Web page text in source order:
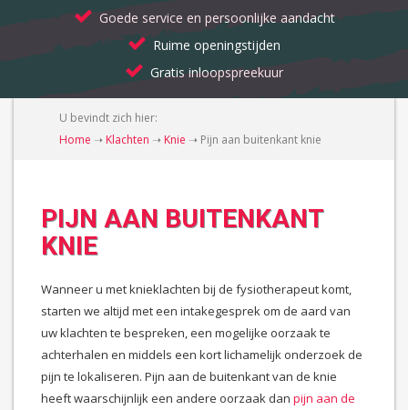
Goede service en persoonlijke aandacht
Ruime openingstijden
Gratis inloopspreekuur
U bevindt zich hier:
Home ➝ Klachten ➝ Knie ➝ Pijn aan buitenkant knie
PIJN AAN BUITENKANT
KNIE
Wanneer u met knieklachten bij de fysiotherapeut komt,
starten we altijd met een intakegesprek om de aard van
uw klachten te bespreken, een mogelijke oorzaak te
achterhalen en middels een kort lichamelijk onderzoek de
pijn te lokaliseren. Pijn aan de buitenkant van de knie
heeft waarschijnlijk een andere oorzaak dan pijn aan de